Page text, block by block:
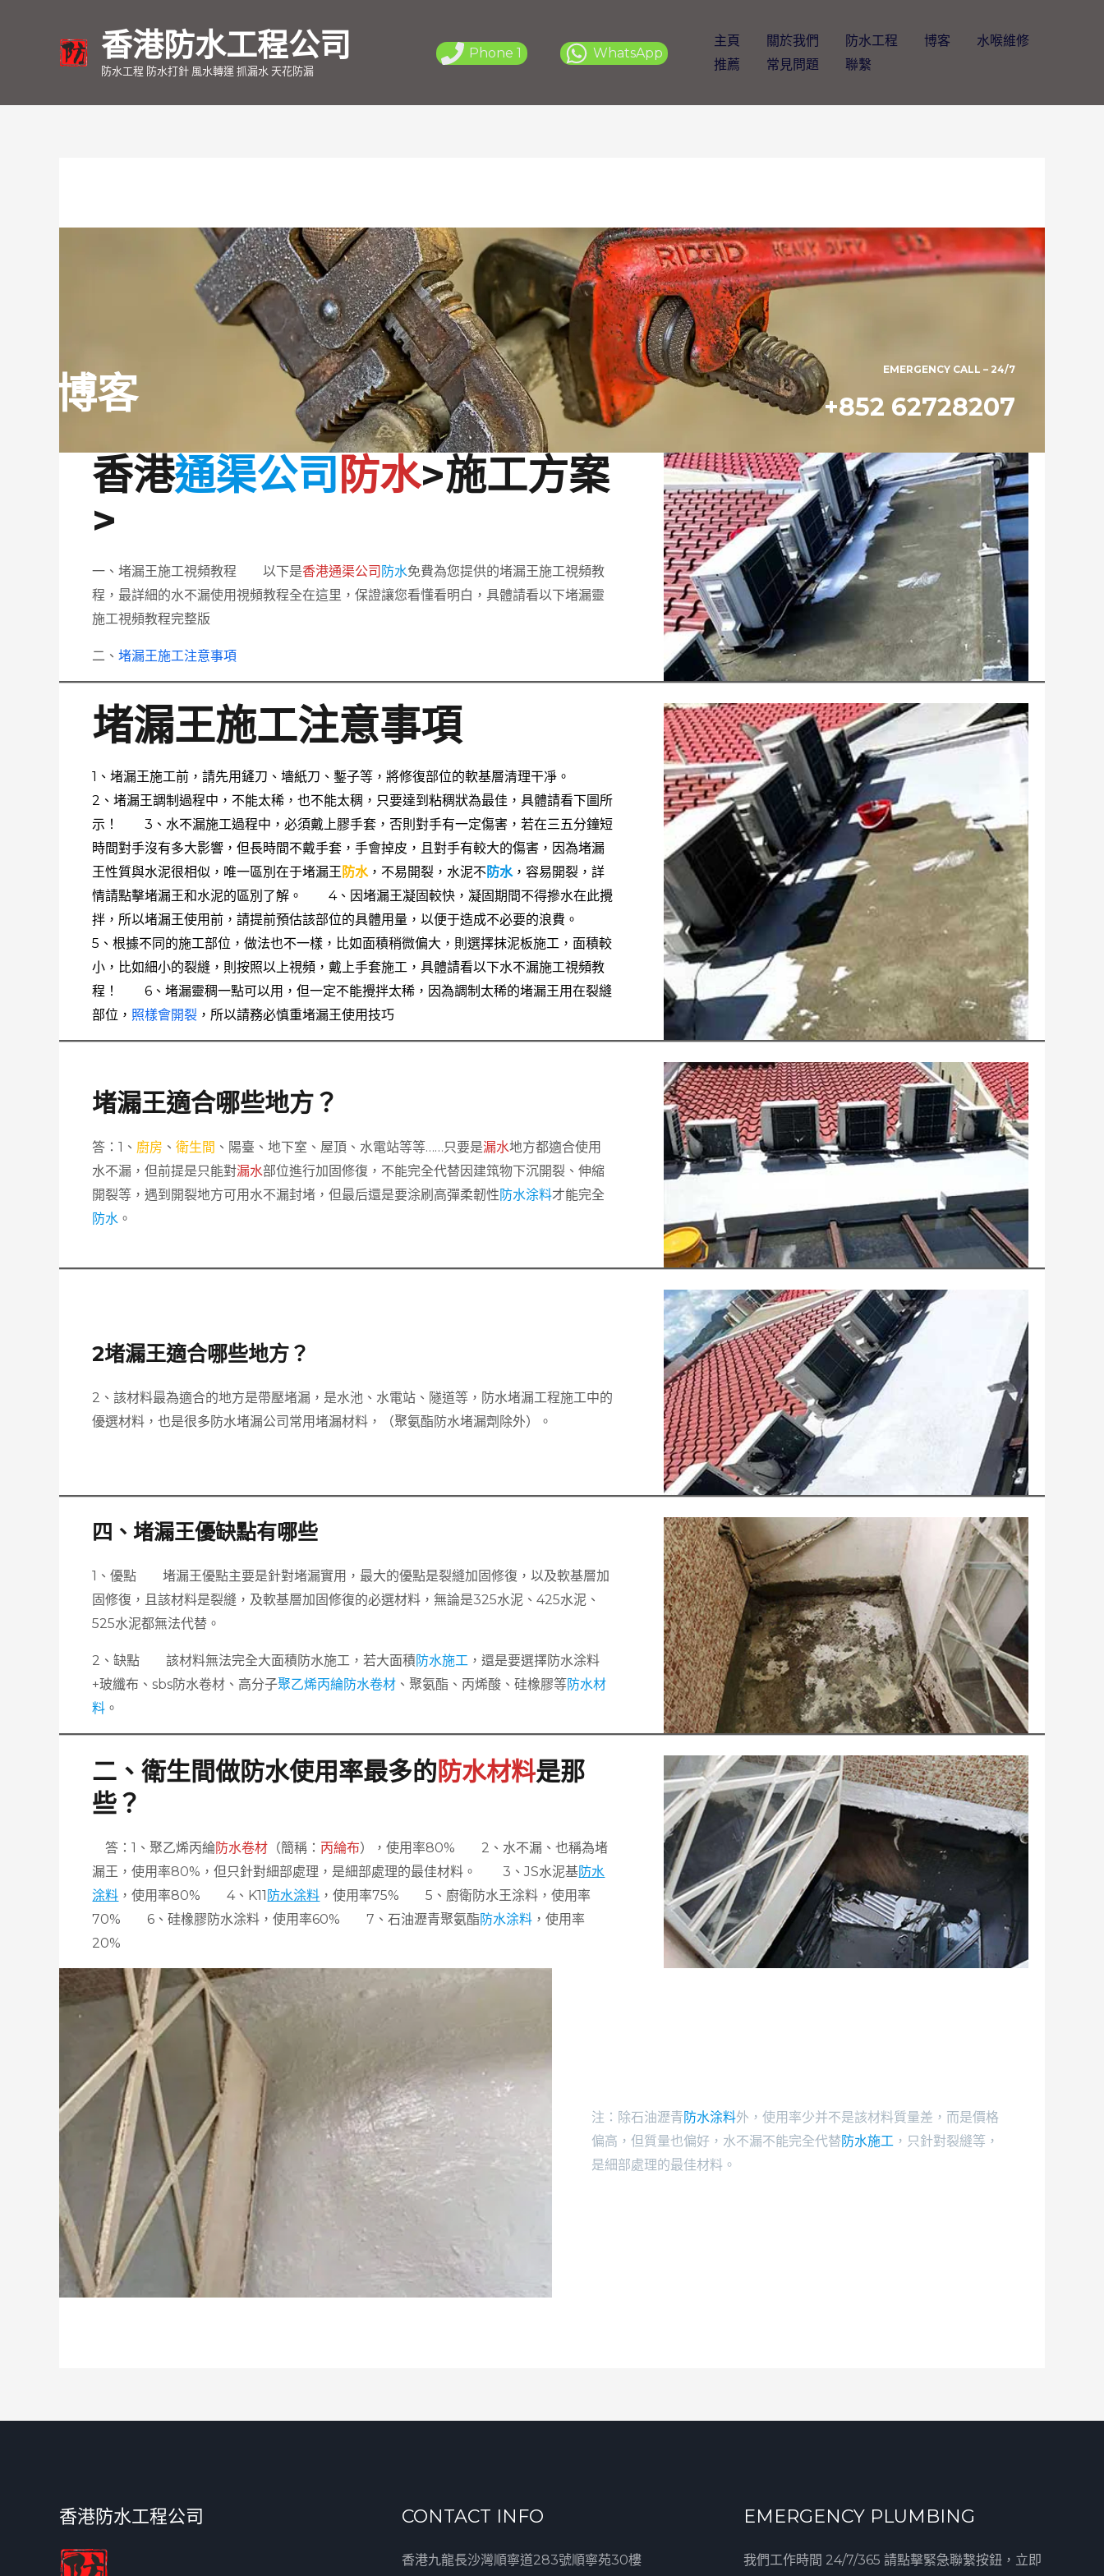
香港防水工程公司
防水工程 防水打針 風水轉運 抓漏水 天花防漏
Phone 1 WhatsApp
主頁 關於我們 防水工程 博客
水喉維修
推薦
常見問題 聯繫
博客 EMERGENCY CALL – 24/7
+852 62728207
香港通渠公司防水>施工方案
>
一、堵漏王施工視頻教程 以下是香港通渠公司 防水免費為您提供的堵漏王施工視頻教
程，最詳細的水不漏使用視頻教程全在這里，保證讓您看懂看明白，具體請看以下堵漏靈
施工視頻教程完整版
二、堵漏王施工注意事項
堵漏王施工注意事項
1、堵漏王施工前，請先用鏟刀、墻紙刀、鏨子等，將修復部位的軟基層清理干凈。
2、堵漏王調制過程中，不能太稀，也不能太稠，只要達到粘稠狀為最佳，具體請看下圖所
示！ 3、水不漏施工過程中，必須戴上膠手套，否則對手有一定傷害，若在三五分鐘短
時間對手沒有多大影響，但長時間不戴手套，手會掉皮，且對手有較大的傷害，因為堵漏
王性質與水泥很相似，唯一區別在于堵漏王 防水，不易開裂，水泥不防水，容易開裂，詳
情請點擊堵漏王和水泥的區別了解。 4、因堵漏王凝固較快，凝固期間不得摻水在此攪
拌，所以堵漏王使用前，請提前預估該部位的具體用量，以便于造成不必要的浪費。
5、根據不同的施工部位，做法也不一樣，比如面積稍微偏大，則選擇抹泥板施工，面積較
小，比如細小的裂縫，則按照以上視頻，戴上手套施工，具體請看以下水不漏施工視頻教
程！ 6、堵漏靈稠一點可以用，但一定不能攪拌太稀，因為調制太稀的堵漏王用在裂縫
部位， 照樣會開裂 ，所以請務必慎重堵漏王使用技巧
堵漏王適合哪些地方？
答：1、 廚房 、衛生間 、陽臺、地下室、屋頂、水電站等等……只要是漏水地方都適合使用
水不漏，但前提是只能對漏水部位進行加固修復，不能完全代替因建筑物下沉開裂、伸縮
開裂等，遇到開裂地方可用水不漏封堵，但最后還是要涂刷高彈柔韌性防水涂料才能完全
防水 。
2堵漏王適合哪些地方？
2、該材料最為適合的地方是帶壓堵漏，是水池、水電站、隧道等，防水堵漏工程施工中的
優選材料，也是很多防水堵漏公司常用堵漏材料，（聚氨酯防水堵漏劑除外）。
四、堵漏王優缺點有哪些
1、優點 堵漏王優點主要是針對堵漏實用，最大的優點是裂縫加固修復，以及軟基層加
固修復，且該材料是裂縫，及軟基層加固修復的必選材料，無論是325水泥、425水泥、
525水泥都無法代替。
2、缺點 該材料無法完全大面積防水施工，若大面積防水施工 ，還是要選擇防水涂料
+玻纖布、sbs防水卷材、高分子聚乙烯丙綸防水卷材 、聚氨酯、丙烯酸、硅橡膠等 防水材
料 。
二、衛生間做防水使用率最多的防水材料是那
些？
答：1、聚乙烯丙綸防水卷材 （簡稱： 丙綸布），使用率80% 2、水不漏、也稱為堵
漏王，使用率80%，但只針對細部處理，是細部處理的最佳材料。 3、JS水泥基防水
涂料 ，使用率80% 4、K11 防水涂料 ，使用率75% 5、廚衛防水王涂料，使用率
70% 6、硅橡膠防水涂料，使用率60% 7、石油瀝青聚氨酯防水涂料 ，使用率
20%
注：除石油瀝青防水涂料外，使用率少并不是該材料質量差，而是價格
偏高，但質量也偏好，水不漏不能完全代替防水施工 ，只針對裂縫等，
是細部處理的最佳材料。
香港防水工程公司 CONTACT INFO
香港九龍長沙灣順寧道283號順寧苑30樓
EMERGENCY PLUMBING
我們工作時間 24/7/365 請點擊緊急聯繫按鈕，立即